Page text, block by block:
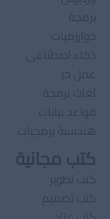
برمجة
خوارزميات
ذكاء اصطناعى
عمل حر
لغات برمجة
قواعد بيانات
هندسىة برمجيات
كتب مجانية
كتب تطوير
كتب تصميم